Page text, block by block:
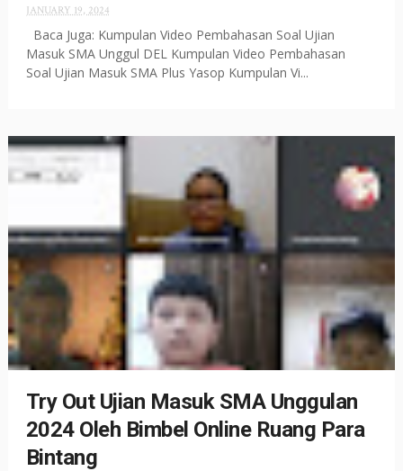
JANUARY 19, 2024
Baca Juga: Kumpulan Video Pembahasan Soal Ujian
Masuk SMA Unggul DEL Kumpulan Video Pembahasan
Soal Ujian Masuk SMA Plus Yasop Kumpulan Vi...
Try Out Ujian Masuk SMA Unggulan
2024 Oleh Bimbel Online Ruang Para
Bintang